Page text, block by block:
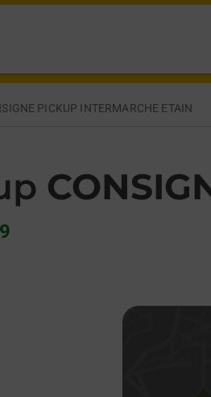
PICKUP INTERMARCHE ETAIN
3E RHC ETAIN,